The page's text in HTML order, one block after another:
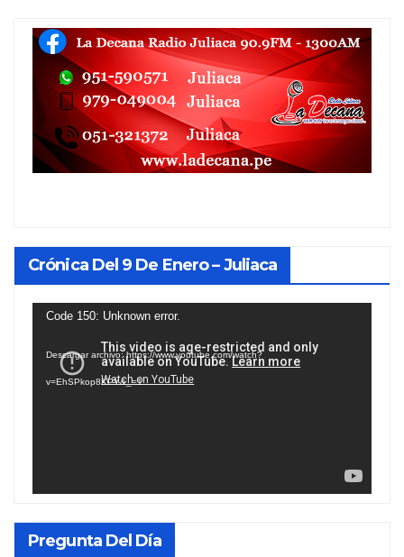
Crónica Del 9 De Enero – Juliaca
Reproductor
vídeo
Code 150: Unknown error.
Descargar archivo: https://www.youtube.com/watch?
v=EhSPkop8KPY&_=1
Pregunta Del Día